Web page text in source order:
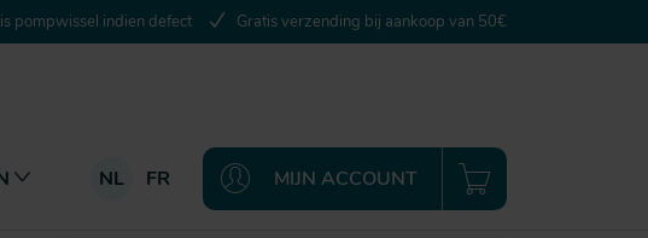
pompwissel indien defect Gratis verzending bij aankoop van 50€
NL FR MIJN ACCOUNT